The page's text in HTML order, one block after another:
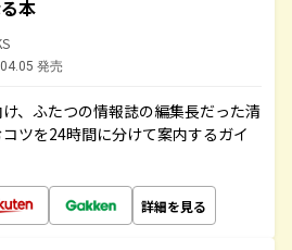
本
発売
、ふたつの情報誌の編集長だった清
ツを24時間に分けて案内するガイ
詳細を見る